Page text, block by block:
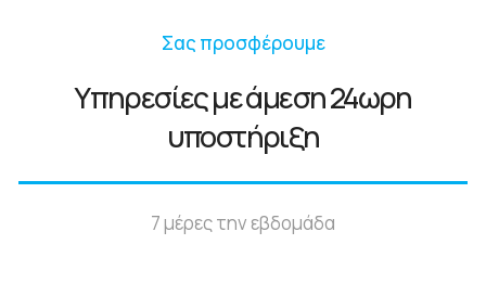
Σας προσφέρουμε
Υπηρεσίες με άμεση 24ωρη
υποστήριξη
7 μέρες την εβδομάδα